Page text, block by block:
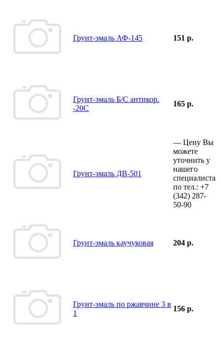
Грунт-эмаль АФ-145 151 р.
Грунт-эмаль Б/С антикор.
-20С
165 р.
Грунт-эмаль ДВ-501
— Цену Вы
можете
уточнить у
нашего
специалиста
по тел.: +7
(342) 287-
50-90
Грунт-эмаль каучуковая 204 р.
Грунт-эмаль по ржавчине 3 в
1
156 р.